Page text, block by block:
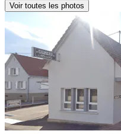
Voir toutes les photos